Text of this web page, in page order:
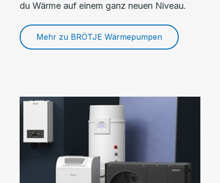
du Wärme auf einem ganz neuen Niveau.
Mehr zu BRÖTJE Wärmepumpen